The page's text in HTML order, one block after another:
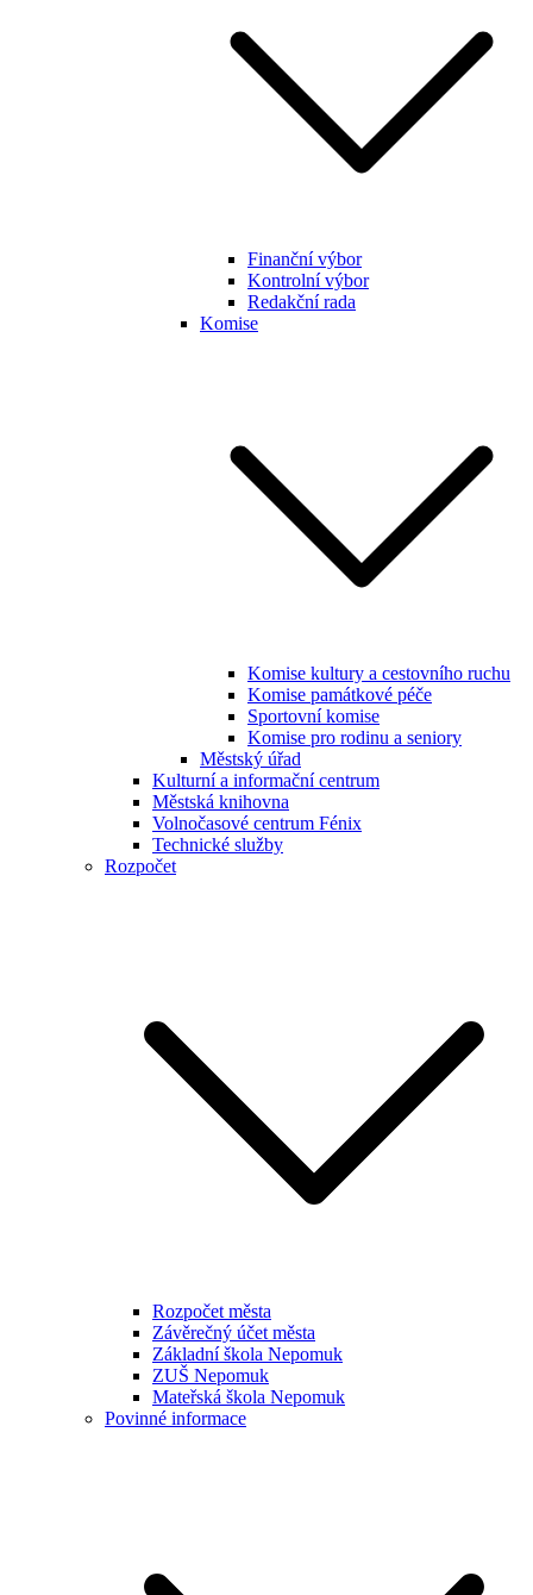
Finanční výbor
Kontrolní výbor
Redakční rada
Komise
Komise kultury a cestovního ruchu
Komise památkové péče
Sportovní komise
Komise pro rodinu a seniory
Městský úřad
Kulturní a informační centrum
Městská knihovna
Volnočasové centrum Fénix
Technické služby
Rozpočet
Rozpočet města
Závěrečný účet města
Základní škola Nepomuk
ZUŠ Nepomuk
Mateřská škola Nepomuk
Povinné informace